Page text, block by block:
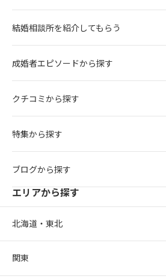
結婚相談所を紹介してもらう
成婚者エピソードから探す
クチコミから探す
特集から探す
ブログから探す
エリアから探す
北海道・東北
関東